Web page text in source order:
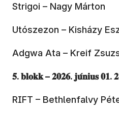
Strigoi – Nagy Márton
Utószezon – Kisházy
Adgwa Ata – Kreif
𝟓. 𝐛𝐥𝐨𝐤𝐤 – 𝟐𝟎𝟐𝟔. 𝐣𝐮́𝐧𝐢𝐮𝐬 𝟎𝟏.
RIFT – Bethlenfalvy